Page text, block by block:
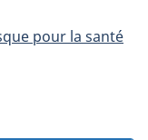
pour la santé